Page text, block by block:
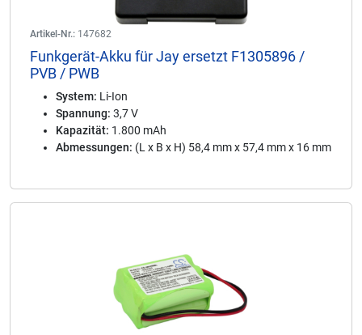
Artikel-Nr.: 147682
Funkgerät-Akku für Jay ersetzt F1305896 /
PVB / PWB
System: Li-Ion
Spannung: 3,7 V
Kapazität: 1.800 mAh
Abmessungen: (L x B x H) 58,4 mm x 57,4 mm x 16 mm